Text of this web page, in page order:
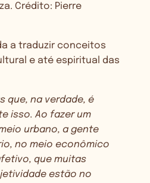
Crédito: Pierre
a traduzir conceitos
e até espiritual das
que, na verdade, é
isso. Ao fazer um
urbano, a gente
no meio econômico
que muitas
estão no